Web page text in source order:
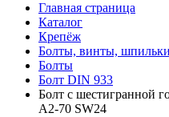
Главная страница
Каталог
Крепёж
Болты, винты, шпильки
Болты
Болт DIN 933
Болт с шестигранной
A2-70 SW24